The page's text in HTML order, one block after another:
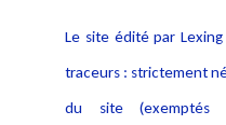
Alerte professionnelle
Déclaration d'accessibilité
Notice Légale
Le site édité par
traceurs : strictement
du site (exemptés